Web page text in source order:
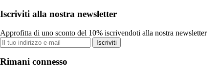
Iscriviti alla nostra newsletter
Approfitta di uno sconto del 10% iscrivendoti alla nostra newsletter
Iscriviti
Rimani connesso